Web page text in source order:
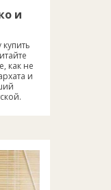
и
как не
и